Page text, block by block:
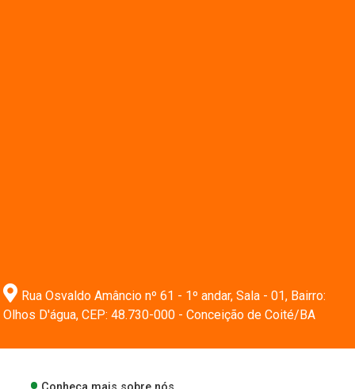
Rua Osvaldo Amâncio nº 61 - 1º andar, Sala - 01, Bairro:
Olhos D'água, CEP: 48.730-000 - Conceição de Coité/BA